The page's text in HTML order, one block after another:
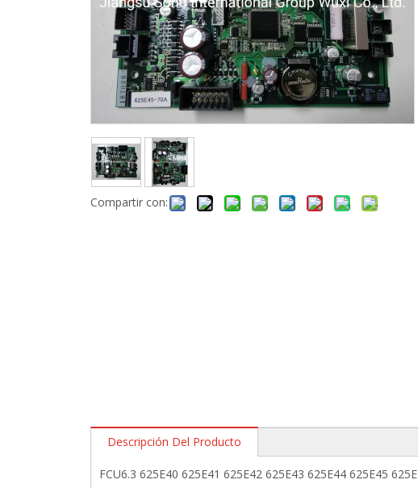
Compartir con:
Descripción Del Producto
FCU6.3 625E40 625E41 625E42 625E43 625E44 625E45